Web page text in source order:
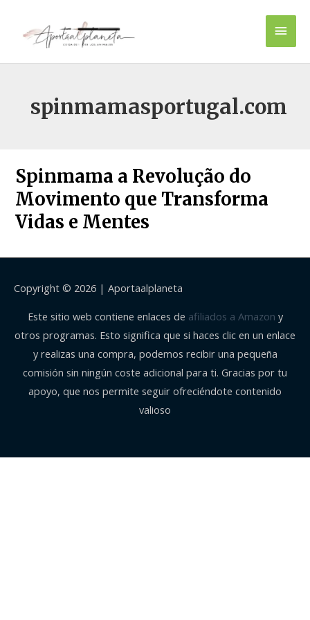
contenido
spinmamasportugal.com
Spinmama a Revolução do
Movimento que Transforma
Vidas e Mentes
Copyright © 2026 | Aportaalplaneta
Este sitio web contiene enlaces de afiliados a Amazon y
otros programas. Esto significa que si haces clic en un enlace
y realizas una compra, podemos recibir una pequeña
comisión sin ningún coste adicional para ti. Gracias por tu
apoyo, que nos permite seguir ofreciéndote contenido
valioso